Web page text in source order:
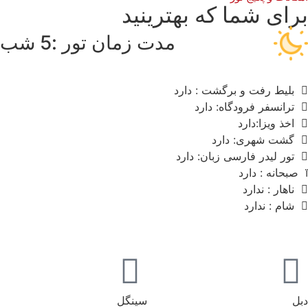
شما که بهترینید
مدت زمان تور :5 شب
بلیط رفت و برگشت : دارد
ترانسفر فرودگاه: دارد
اخذ ویزا:دارد
گشت شهری: دارد
تور لیدر فارسی زبان: دارد
صبحانه : دارد
ناهار : ندارد
شام : ندارد
سینگل